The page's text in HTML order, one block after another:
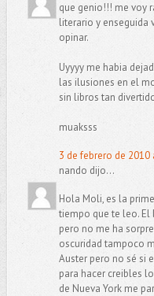
que genio!!! me voy
literario y enseguida
opinar.
Uyyyy me habia
las ilusiones en el
sin libros tan
muaksss
3 de febrero de 2010
nando dijo...
Hola Moli, es la
tiempo que te leo.
pero no me ha
oscuridad tampoco
Auster pero no sé si
para hacer creibles
de Nueva York me